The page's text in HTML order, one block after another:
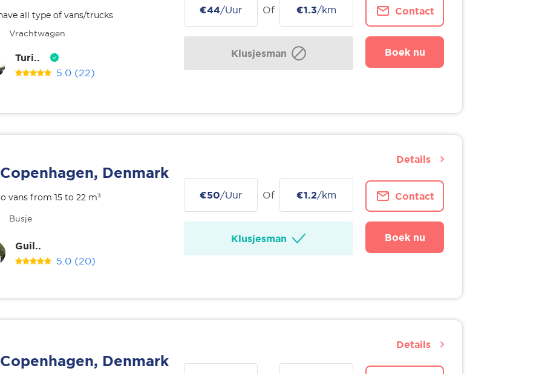
all type of vans/trucks
Vrachtwagen
Turi..
5.0 (22)
€44/Uur Of €1.3/km
Klusjesman
Contact
Boek nu
Copenhagen, Denmark
vans from 15 to 22 m³
Busje
Guil..
5.0 (20)
€50/Uur Of €1.2/km
Klusjesman
Contact
Boek nu
Details
Copenhagen, Denmark
Details